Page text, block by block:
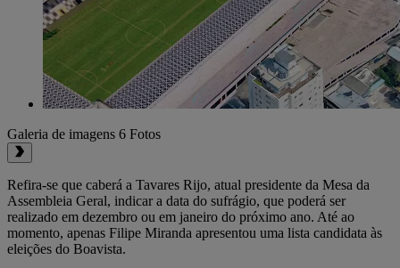
Galeria de imagens 6 Fotos
Refira-se que caberá a Tavares Rijo, atual presidente da Mesa da
Assembleia Geral, indicar a data do sufrágio, que poderá ser
realizado em dezembro ou em janeiro do próximo ano. Até ao
momento, apenas Filipe Miranda apresentou uma lista candidata às
eleições do Boavista.